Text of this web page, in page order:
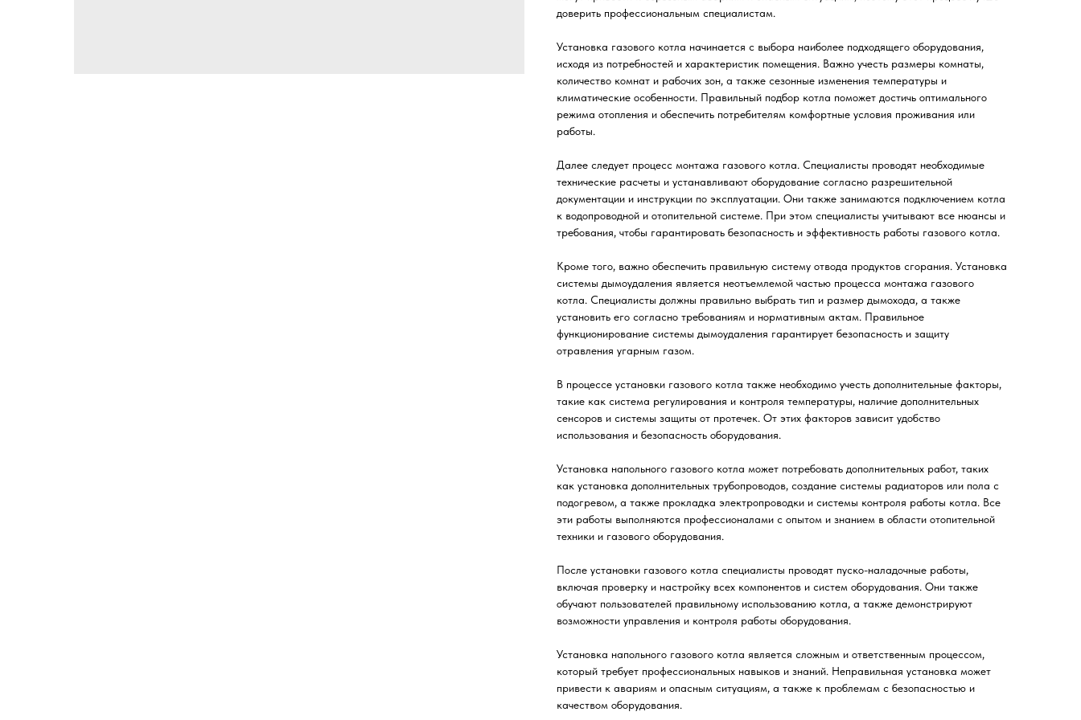
доверить профессиональным специалистам.
Установка газового котла начинается с выбора наиболее подходящего оборудования,
исходя из потребностей и характеристик помещения. Важно учесть размеры комнаты,
количество комнат и рабочих зон, а также сезонные изменения температуры и
климатические особенности. Правильный подбор котла поможет достичь оптимального
режима отопления и обеспечить потребителям комфортные условия проживания или
работы.
Далее следует процесс монтажа газового котла. Специалисты проводят необходимые
технические расчеты и устанавливают оборудование согласно разрешительной
документации и инструкции по эксплуатации. Они также занимаются подключением котла
к водопроводной и отопительной системе. При этом специалисты учитывают все нюансы и
требования, чтобы гарантировать безопасность и эффективность работы газового котла.
Кроме того, важно обеспечить правильную систему отвода продуктов сгорания. Установка
системы дымоудаления является неотъемлемой частью процесса монтажа газового
котла. Специалисты должны правильно выбрать тип и размер дымохода, а также
установить его согласно требованиям и нормативным актам. Правильное
функционирование системы дымоудаления гарантирует безопасность и защиту
отравления угарным газом.
В процессе установки газового котла также необходимо учесть дополнительные факторы,
такие как система регулирования и контроля температуры, наличие дополнительных
сенсоров и системы защиты от протечек. От этих факторов зависит удобство
использования и безопасность оборудования.
Установка напольного газового котла может потребовать дополнительных работ, таких
как установка дополнительных трубопроводов, создание системы радиаторов или пола с
подогревом, а также прокладка электропроводки и системы контроля работы котла. Все
эти работы выполняются профессионалами с опытом и знанием в области отопительной
техники и газового оборудования.
После установки газового котла специалисты проводят пуско-наладочные работы,
включая проверку и настройку всех компонентов и систем оборудования. Они также
обучают пользователей правильному использованию котла, а также демонстрируют
возможности управления и контроля работы оборудования.
Установка напольного газового котла является сложным и ответственным процессом,
который требует профессиональных навыков и знаний. Неправильная установка может
привести к авариям и опасным ситуациям, а также к проблемам с безопасностью и
качеством оборудования.